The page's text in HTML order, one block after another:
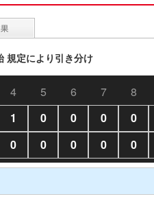
定により引き分け
4 5 6 7 8
1 0 0 0 0
0 0 0 0 0